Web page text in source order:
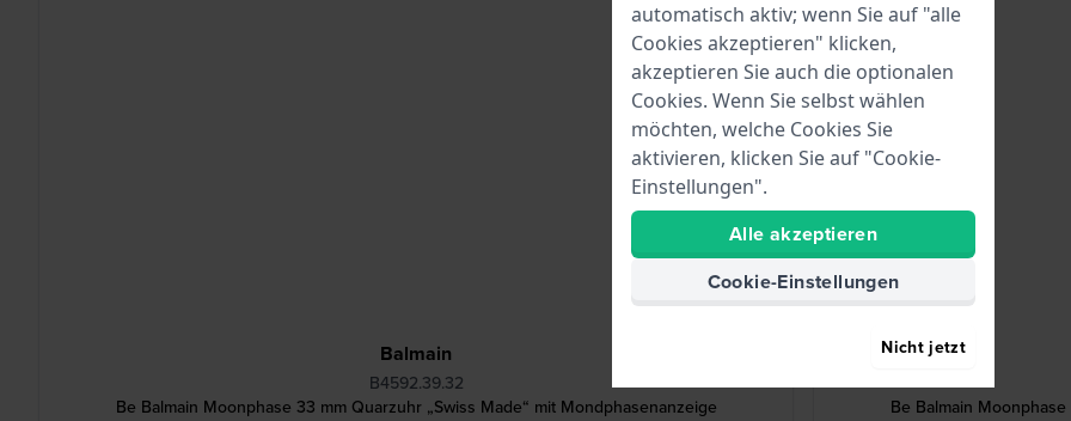
Balmain
B4592.39.32
Be Balmain Moonphase 33 mm Quarzuhr „Swiss Made“ mit Mondphasenanzeige
Be Balmain
automatisch aktiv; wenn Sie auf "alle
Cookies akzeptieren" klicken,
akzeptieren Sie auch die optionalen
Cookies. Wenn Sie selbst wählen
möchten, welche Cookies Sie
aktivieren, klicken Sie auf "Cookie-
Einstellungen".
Alle akzeptieren
Cookie-Einstellungen
Nicht jetzt